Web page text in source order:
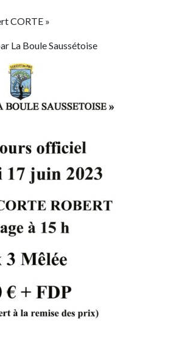
CORTE »
La Boule Saussétoise